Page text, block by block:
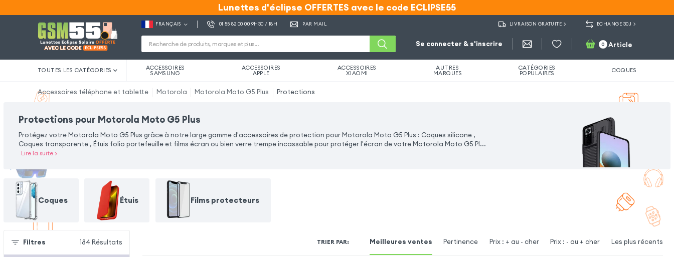
Lunettes d'éclipse OFFERTES avec le code ECLIPSE55
Lunettes d'éclipse OFFERTES avec le code ECLIPSE55
FRANÇAIS 01 55 82 00 00 9H30 / 18H PAR MAIL LIVRAISON GRATUITE ECHANGE 30J
Se connecter & s'inscrire 0 Article
TOUTES LES CATÉGORIES ACCESSOIRES
SAMSUNG
ACCESSOIRES
APPLE
ACCESSOIRES
XIAOMI
AUTRES
MARQUES
CATÉGORIES
POPULAIRES COQUES
Accessoires téléphone et tablette Motorola Motorola Moto G5 Plus Protections
Protections pour Motorola Moto G5 Plus
Protégez votre Motorola Moto G5 Plus grâce à notre large gamme d'accessoires de protection pour Motorola Moto G5 Plus : Coques silicone ,
Coques transparente , Étuis folio portefeuille et films écran ou bien verre trempe incassable pour protéger l'écran de votre Motorola Moto G5 Pl...
Lire la suite>
Coques Étuis Films protecteurs
Filtres 184 Résultats TRIER PAR: Meilleures ventes Pertinence Prix : + au - cher Prix : - au + cher Les plus récents